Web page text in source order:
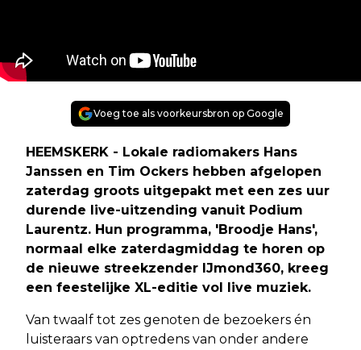
Voeg toe als voorkeursbron op Google
HEEMSKERK - Lokale radiomakers Hans
Janssen en Tim Ockers hebben afgelopen
zaterdag groots uitgepakt met een zes uur
durende live-uitzending vanuit Podium
Laurentz. Hun programma, 'Broodje Hans',
normaal elke zaterdagmiddag te horen op
de nieuwe streekzender IJmond360, kreeg
een feestelijke XL-editie vol live muziek.
Van twaalf tot zes genoten de bezoekers én
luisteraars van optredens van onder andere